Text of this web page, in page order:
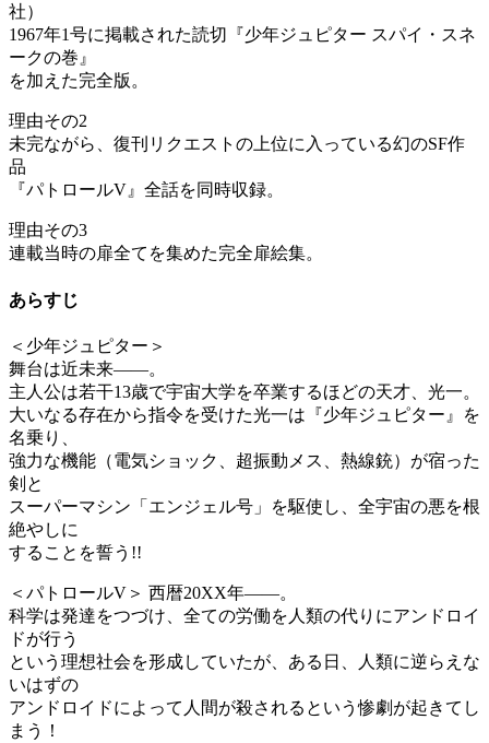
社）
1967年1号に掲載された読切『少年ジュピター スパイ・スネ
ークの巻』
を加えた完全版。
理由その2
未完ながら、復刊リクエストの上位に入っている幻のSF作
品
『パトロールV』全話を同時収録。
理由その3
連載当時の扉全てを集めた完全扉絵集。
あらすじ
＜少年ジュピター＞
舞台は近未来――。
主人公は若干13歳で宇宙大学を卒業するほどの天才、光一。
大いなる存在から指令を受けた光一は『少年ジュピター』を
名乗り、
強力な機能（電気ショック、超振動メス、熱線銃）が宿った
剣と
スーパーマシン「エンジェル号」を駆使し、全宇宙の悪を根
絶やしに
することを誓う!!
＜パトロールV＞ 西暦20XX年――。
科学は発達をつづけ、全ての労働を人類の代りにアンドロイ
ドが行う
という理想社会を形成していたが、ある日、人類に逆らえな
いはずの
アンドロイドによって人間が殺されるという惨劇が起きてし
まう！